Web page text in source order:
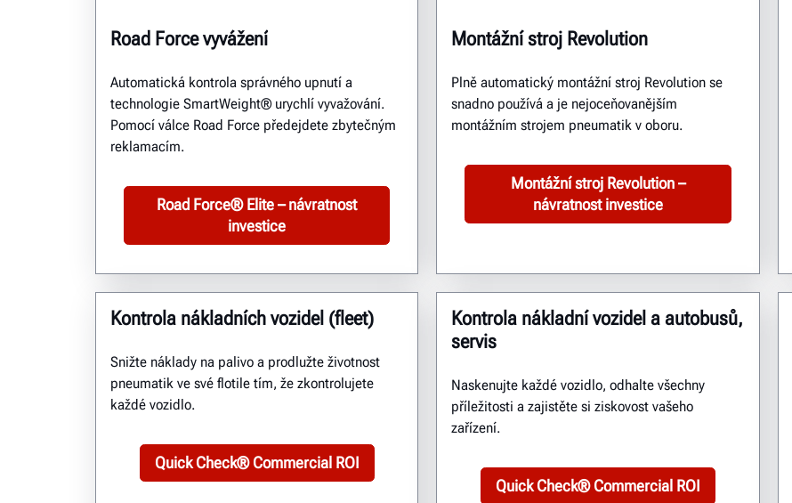
Road Force vyvážení
Automatická kontrola správného upnutí a
technologie SmartWeight® urychlí vyvažování.
Pomocí válce Road Force předejdete zbytečným
reklamacím.
Road Force® Elite – návratnost
investice
Montážní stroj Revolution
Plně automatický montážní stroj Revolution se
snadno používá a je nejoceňovanějším
montážním strojem pneumatik v oboru.
Montážní stroj Revolution –
návratnost investice
Kontrola nákladních vozidel (fleet)
Snižte náklady na palivo a prodlužte životnost
pneumatik ve své flotile tím, že zkontrolujete
každé vozidlo.
Quick Check® Commercial ROI
Kontrola nákladní vozidel a autobusů,
servis
Naskenujte každé vozidlo, odhalte všechny
příležitosti a zajistěte si ziskovost vašeho
zařízení.
Quick Check® Commercial ROI